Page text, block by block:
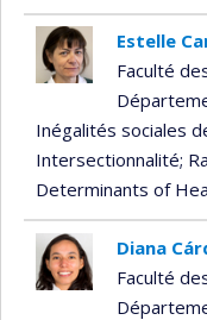
Estelle
Faculté
Inégalités sociales
Intersectionnalité;
Determinants of
Diana
Faculté